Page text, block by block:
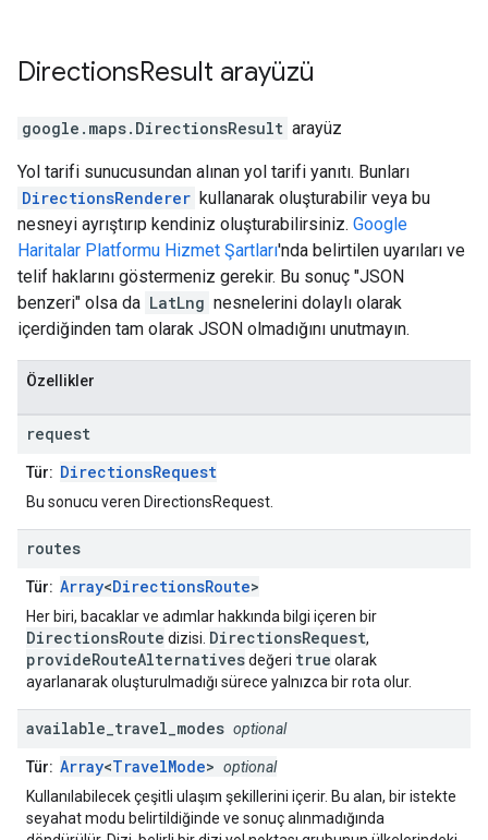
DirectionsResult arayüzü
google.maps. DirectionsResult arayüz
Yol tarifi sunucusundan alınan yol tarifi yanıtı. Bunları
DirectionsRenderer kullanarak oluşturabilir veya bu
nesneyi ayrıştırıp kendiniz oluşturabilirsiniz. Google
Haritalar Platformu Hizmet Şartları'nda belirtilen uyarıları ve
telif haklarını göstermeniz gerekir. Bu sonuç "JSON
benzeri" olsa da LatLng nesnelerini dolaylı olarak
içerdiğinden tam olarak JSON olmadığını unutmayın.
Özellikler
request
Tür: DirectionsRequest
Bu sonucu veren DirectionsRequest.
routes
Tür: Array<DirectionsRoute>
Her biri, bacaklar ve adımlar hakkında bilgi içeren bir
DirectionsRoute dizisi. DirectionsRequest,
provideRouteAlternativesdeğeri true olarak
ayarlanarak oluşturulmadığı sürece yalnızca bir rota olur.
available travel modes optional
Tür: Array<TravelMode> optional
Kullanılabilecek çeşitli ulaşım şekillerini içerir. Bu alan, bir istekte
seyahat modu belirtildiğinde ve sonuç alınmadığında